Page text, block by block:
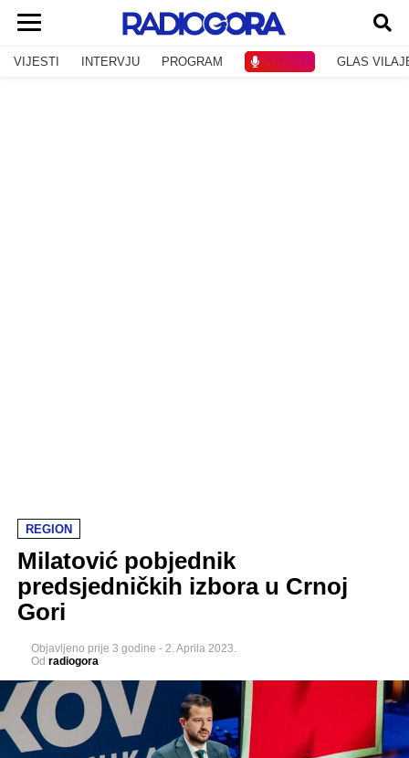
VIJESTI INTERVJU PROGRAM GLAS
REGION
Milatović pobjednik
predsjedničkih izbora u Crnoj
Gori
Objavljeno prije 3 godine - 2. Aprila 2023.
Od radiogora